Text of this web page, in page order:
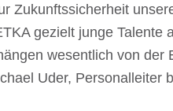
Zukunfts­si­cher­heit
gezielt junge
wesent­lich von
Uder, Perso­nal­lei­ter